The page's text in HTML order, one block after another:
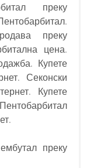
преку
преку
цена.
Купете
Секонски
Купете
преку